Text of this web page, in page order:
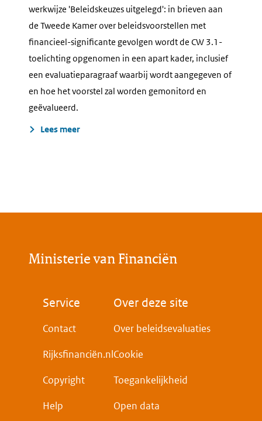
werkwijze 'Beleidskeuzes uitgelegd': in brieven aan
de Tweede Kamer over beleidsvoorstellen met
financieel-significante gevolgen wordt de CW 3.1-
toelichting opgenomen in een apart kader, inclusief
een evaluatieparagraaf waarbij wordt aangegeven of
en hoe het voorstel zal worden gemonitord en
geëvalueerd.
Lees meer
Ministerie van Financiën
Voet
Service
Contact
Rijksfinanciën.nl
Copyright
Help
Over deze site
Over beleidsevaluaties
Cookie
Toegankelijkheid
Open data